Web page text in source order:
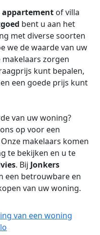
appartement of villa
bent u aan het
met diverse soorten
we de waarde van uw
zorgen
kunt bepalen,
een goede prijs kunt
van uw woning?
op voor een
Onze makelaars komen
te bekijken en u te
. Bij Jonkers
een betrouwbare en
van uw woning.
van een woning